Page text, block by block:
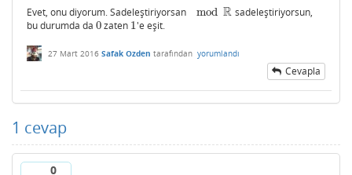
Evet, onu diyorum. Sadeleştiriyorsan mod R
modR
sadeleştiriyorsun,
bu durumda da 0
0zaten 1
1'e eşit.
27 Mart 2016 Safak Ozden tarafından yorumlandı
Cevapla
1 cevap
0